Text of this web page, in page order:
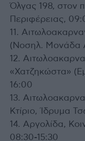
Όλγας 198, στον
Περιφέρειας,
11.
(Νοσηλ. Μονάδα
12.
«Χατζηκώστα»
16:00
13.
Κτίριο, Ίδρυμα
14. Αργολίδα,
08:30-15:30